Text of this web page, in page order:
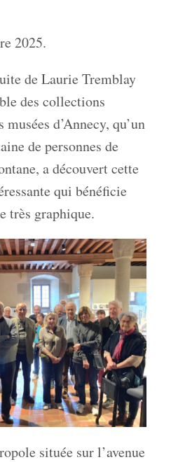
2025.
de Laurie Tremblay
des collections
d’Annecy, qu’un
de personnes de
a découvert cette
qui bénéficie
très graphique.
située sur l’avenue